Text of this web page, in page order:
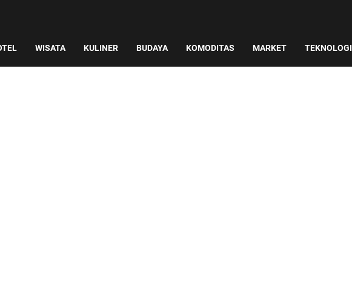
WISATA KULINER BUDAYA KOMODITAS MARKET TEKNOLOGI